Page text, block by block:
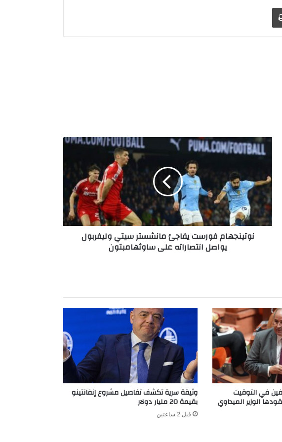
اطبع
نوتينجهام
فورست
سيتي
وليفربول
يواصل
انتصاراته
على
ساوثهامبتوننوتينجهام فورست يفاجئ مانشستر سيتي وليفربول
يواصل انتصاراته على ساوثهامبتون
في التوقيت
الوزير الميداوي
وثيقة سرية تكشف تفاصيل مشروع إنفانتينو
بقيمة 20 مليار دولار
قبل 2 ساعتين